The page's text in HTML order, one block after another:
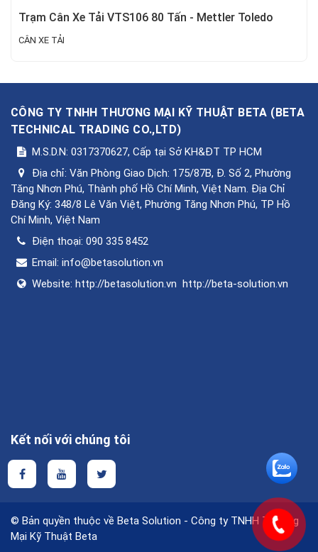
Trạm Cân Xe Tải VTS106 80 Tấn - Mettler Toledo
CÂN XE TẢI
CÔNG TY TNHH THƯƠNG MẠI KỸ THUẬT BETA (BETA
TECHNICAL TRADING CO.,LTD)
M.S.D.N: 0317370627, Cấp tại Sở KH&ĐT TP HCM
Địa chỉ: Văn Phòng Giao Dịch: 175/87B, Đ. Số 2, Phường
Tăng Nhơn Phú, Thành phố Hồ Chí Minh, Việt Nam. Địa Chỉ
Đăng Ký: 348/8 Lê Văn Việt, Phường Tăng Nhơn Phú, TP Hồ
Chí Minh, Việt Nam
Điện thoại: 090 335 8452
Email: info@betasolution.vn
Website: http://betasolution.vn http://beta-solution.vn
Kết nối với chúng tôi
© Bản quyền thuộc về Beta Solution - Công ty TNHH Thương
Mại Kỹ Thuật Beta